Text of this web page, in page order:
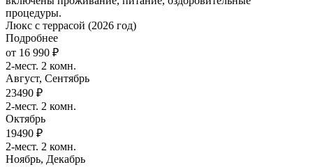
процедуры.
Люкс с террасой (2026 год)
Подробнее
от 16 990 ₽
2-мест. 2 комн.
Август, Сентябрь
23490 ₽
2-мест. 2 комн.
Октябрь
19490 ₽
2-мест. 2 комн.
Ноябрь, Декабрь